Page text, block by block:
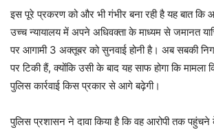
इस पूरे प्रकरण को और भी गंभीर बना रही है यह बात कि
उच्च न्यायालय में अपने अधिवक्ता के माध्यम से जमानत
पर आगामी 3 अक्तूबर को सुनवाई होनी है। अब सबकी
पर टिकी हैं, क्योंकि उसी के बाद यह साफ होगा कि मामला
पुलिस कार्रवाई किस प्रकार से आगे बढ़ेगी।
पुलिस प्रशासन ने दावा किया है कि वह आरोपी तक पहुंचने